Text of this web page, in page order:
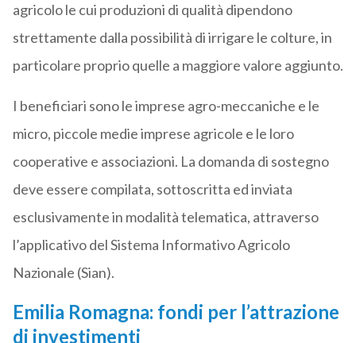
agricolo le cui produzioni di qualità dipendono
strettamente dalla possibilità di irrigare le colture, in
particolare proprio quelle a maggiore valore aggiunto.
I beneficiari sono le imprese agro-meccaniche e le
micro, piccole medie imprese agricole e le loro
cooperative e associazioni. La domanda di sostegno
deve essere compilata, sottoscritta ed inviata
esclusivamente in modalità telematica, attraverso
l’applicativo del Sistema Informativo Agricolo
Nazionale (Sian).
Emilia Romagna: fondi per l’attrazione
di investimenti